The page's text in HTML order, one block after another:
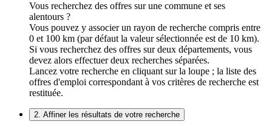
Vous recherchez des offres sur une commune et ses
alentours ?
Vous pouvez y associer un rayon de recherche compris entre
0 et 100 km (par défaut la valeur sélectionnée est de 10 km).
Si vous recherchez des offres sur deux départements, vous
devez alors effectuer deux recherches séparées.
Lancez votre recherche en cliquant sur la loupe ; la liste des
offres d'emploi correspondant à vos critères de recherche est
restituée.
2. Affiner les résultats de votre recherche